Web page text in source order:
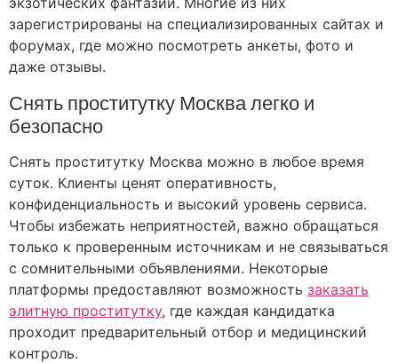
зарегистрированы на специализированных сайтах и
форумах, где можно посмотреть анкеты, фото и
даже отзывы.
Снять проститутку Москва легко и
безопасно
Снять проститутку Москва можно в любое время
суток. Клиенты ценят оперативность,
конфиденциальность и высокий уровень сервиса.
Чтобы избежать неприятностей, важно обращаться
только к проверенным источникам и не связываться
с сомнительными объявлениями. Некоторые
платформы предоставляют возможность заказать
элитную проститутку, где каждая кандидатка
проходит предварительный отбор и медицинский
контроль.